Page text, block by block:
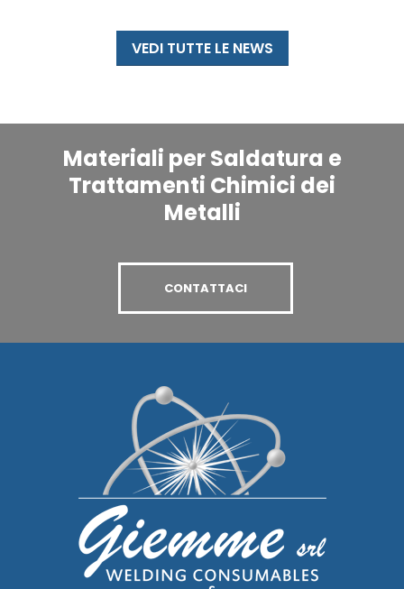
VEDI TUTTE LE NEWS
Materiali per Saldatura e
Trattamenti Chimici dei
Metalli
CONTATTACI